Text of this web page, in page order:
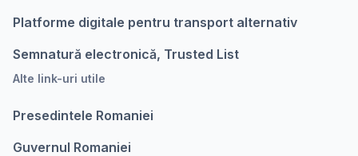
Platforme digitale pentru transport alternativ
Semnatură electronică, Trusted List
Alte link-uri utile
Presedintele Romaniei
Guvernul Romaniei